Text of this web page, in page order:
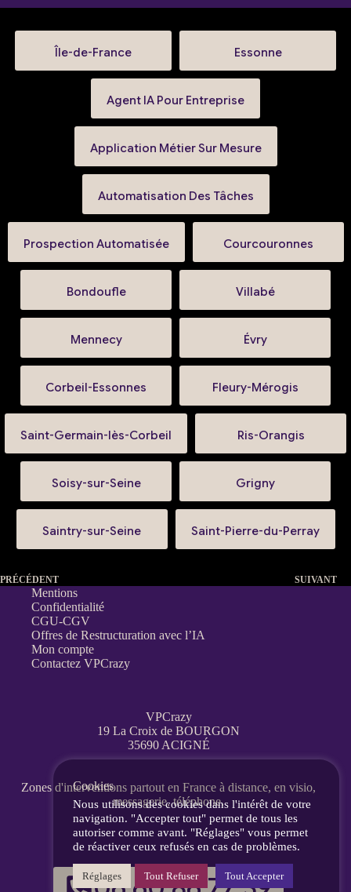
Île-de-France Essonne
Agent IA Pour Entreprise
Application Métier Sur Mesure
Automatisation Des Tâches
Prospection Automatisée Courcouronnes
Bondoufle Villabé
Mennecy Évry
Corbeil-Essonnes Fleury-Mérogis
Saint-Germain-lès-Corbeil Ris-Orangis
Soisy-sur-Seine Grigny
Saintry-sur-Seine Saint-Pierre-du-Perray
PRÉCÉDENT SUIVANT
Mentions
Confidentialité
CGU-CGV
Offres de Restructuration avec l’IA
Mon compte
Contactez VPCrazy
VPCrazy
19 La Croix de BOURGON
35690 ACIGNÉ
Zones d'interventions partout en France à distance, en visio,
messagerie, téléphone.
Cookies
Nous utilisons des cookies dans l'intérêt de votre
navigation. "Accepter tout" permet de tous les
autoriser comme avant. "Réglages" vous permet
de réactiver ceux refusés en cas de problèmes.
Réglages Tout Refuser Tout Accepter